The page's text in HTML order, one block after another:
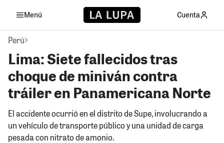
Menú Cuenta
Perú
Lima: Siete fallecidos tras
choque de miniván contra
tráiler en Panamericana Norte
El accidente ocurrió en el distrito de Supe, involucrando a
un vehículo de transporte público y una unidad de carga
pesada con nitrato de amonio.